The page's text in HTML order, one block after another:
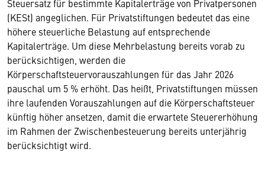
Steuersatz für bestimmte Kapitalerträge von Privatpersonen
(KESt) angeglichen. Für Privatstiftungen bedeutet das eine
höhere steuerliche Belastung auf entsprechende
Kapitalerträge. Um diese Mehrbelastung bereits vorab zu
berücksichtigen, werden die
Körperschaftsteuervorauszahlungen für das Jahr 2026
pauschal um 5 % erhöht. Das heißt, Privatstiftungen müssen
ihre laufenden Vorauszahlungen auf die Körperschaftsteuer
künftig höher ansetzen, damit die erwartete Steuererhöhung
im Rahmen der Zwischenbesteuerung bereits unterjährig
berücksichtigt wird.